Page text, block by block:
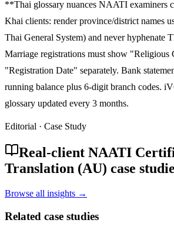
**Thai glossary nuances NAATI examiners
Khai clients: render province/district names
Thai General System) and never hyphenate
Marriage registrations must show "Religious
"Registration Date" separately. Bank
running balance plus 6-digit branch codes.
glossary updated every 3 months.
Editorial · Case Study
Real-client NAATI
Translation (AU) case
Browse all insights →
Related case studies